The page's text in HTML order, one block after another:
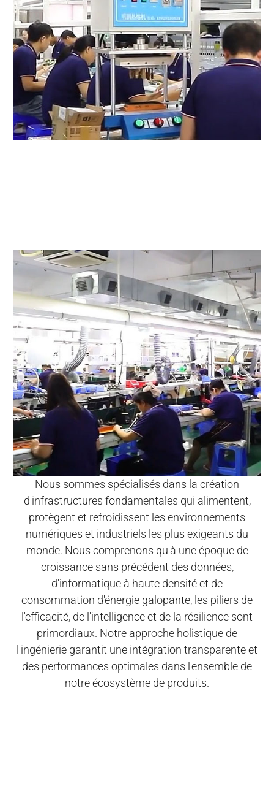
Nous sommes spécialisés dans la création
d'infrastructures fondamentales qui alimentent,
protègent et refroidissent les environnements
numériques et industriels les plus exigeants du
monde. Nous comprenons qu'à une époque de
croissance sans précédent des données,
d'informatique à haute densité et de
consommation d'énergie galopante, les piliers de
l'efficacité, de l'intelligence et de la résilience sont
primordiaux. Notre approche holistique de
l'ingénierie garantit une intégration transparente et
des performances optimales dans l'ensemble de
notre écosystème de produits.